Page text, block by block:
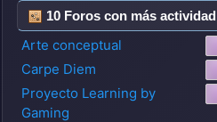
10 Foros con más actividad
Arte conceptual
Carpe Diem
Proyecto Learning by
Gaming